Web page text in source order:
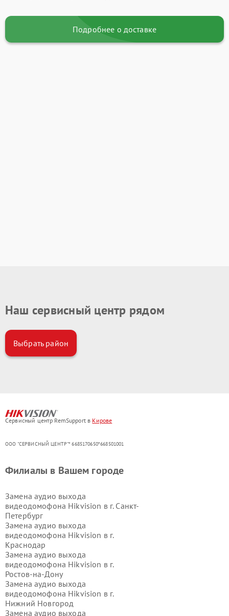
Подробнее о доставке
Наш сервисный центр рядом
Выбрать район
Сервисный центр RemSupport в Кирове
ООО "СЕРВИСНЫЙ ЦЕНТР"* 6685170650*668501001
Филиалы в Вашем городе
Замена аудио выхода
видеодомофона Hikvision в г. Санкт-
Петербург
Замена аудио выхода
видеодомофона Hikvision в г.
Краснодар
Замена аудио выхода
видеодомофона Hikvision в г.
Ростов-на-Дону
Замена аудио выхода
видеодомофона Hikvision в г.
Нижний Новгород
Замена аудио выхода